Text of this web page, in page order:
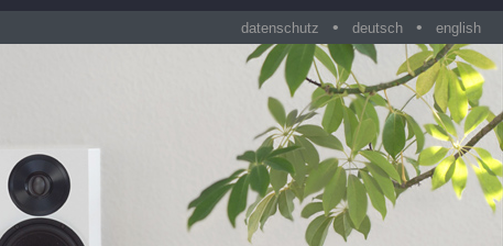
datenschutz • deutsch • english